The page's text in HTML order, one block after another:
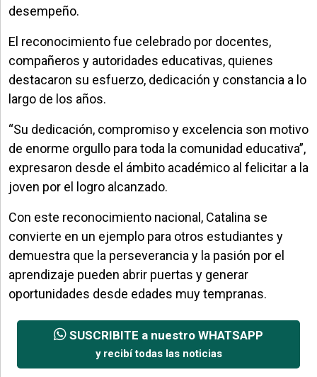
desempeño.
El reconocimiento fue celebrado por docentes,
compañeros y autoridades educativas, quienes
destacaron su esfuerzo, dedicación y constancia a lo
largo de los años.
“Su dedicación, compromiso y excelencia son motivo
de enorme orgullo para toda la comunidad educativa”,
expresaron desde el ámbito académico al felicitar a la
joven por el logro alcanzado.
Con este reconocimiento nacional, Catalina se
convierte en un ejemplo para otros estudiantes y
demuestra que la perseverancia y la pasión por el
aprendizaje pueden abrir puertas y generar
oportunidades desde edades muy tempranas.
SUSCRIBITE a nuestro WHATSAPP
y recibí todas las noticias